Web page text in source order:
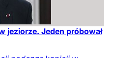
jeziorze. Jeden próbował